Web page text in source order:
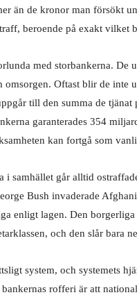
än de kronor man försökt
beroende på exakt vilket
med storbankerna.
omsorgen. Oftast blir de inte
till den summa de
garanterades 354
kan fortgå som
i samhället går alltid
Bush invaderade
enligt lagen. Den
och den slår bara
system, och systemets
rofferi är att